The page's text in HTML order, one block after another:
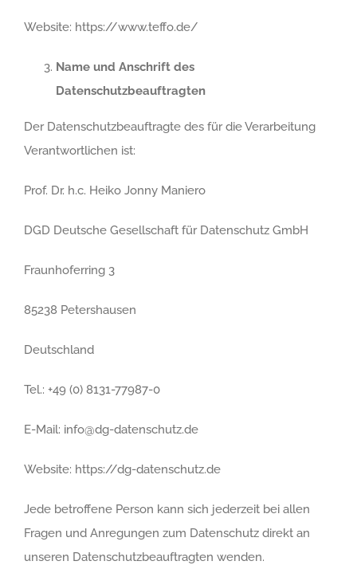
Website: https://www.teffo.de/
Name und Anschrift des
Datenschutzbeauftragten
Der Datenschutzbeauftragte des für die Verarbeitung
Verantwortlichen ist:
Prof. Dr. h.c. Heiko Jonny Maniero
DGD Deutsche Gesellschaft für Datenschutz GmbH
Fraunhoferring 3
85238 Petershausen
Deutschland
Tel.: +49 (0) 8131-77987-0
E-Mail: info@dg-datenschutz.de
Website: https://dg-datenschutz.de
Jede betroffene Person kann sich jederzeit bei allen
Fragen und Anregungen zum Datenschutz direkt an
unseren Datenschutzbeauftragten wenden.